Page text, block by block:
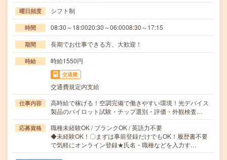
曜日頻度 シフト制
時間 08:30～18:0020:30～06:0008:30～17:15
期間 長期でお仕事できる方、大歓迎！
時給 時給1550円
交通費
交通費規定内支給
仕事内容
高時給で稼げる！空調完備で働きやすい環境！光デバイス
製品のパイロット試験・チップ選別・評価・外観検査…
応募資格
職種未経験OK / ブランクOK / 英語力不要
◆未経験OK！〇まずは事前登録だけでもOK！履歴書不要
で気軽にオンライン登録★氏名・職種などを入力す…